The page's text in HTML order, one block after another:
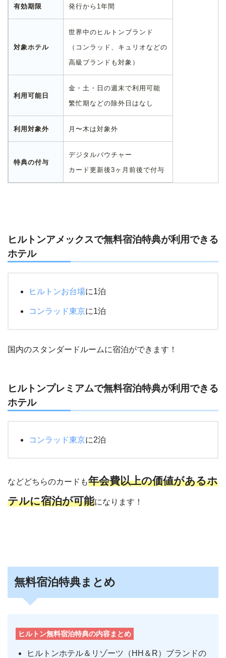
有効期限 発行から1年間
対象ホテル
世界中のヒルトンブランド
（コンラッド、キュリオなどの
高級ブランドも対象）
利用可能日
金・土・日の週末で利用可能
繁忙期などの除外日はなし
利用対象外 月〜木は対象外
特典の付与
デジタルバウチャー
カード更新後3ヶ月前後で付与
ヒルトンアメックスで無料宿泊特典が利用できる
ホテル
ヒルトンお台場に1泊
コンラッド東京に1泊
国内のスタンダードルームに宿泊ができます！
ヒルトンプレミアムで無料宿泊特典が利用できる
ホテル
コンラッド東京に2泊
などどちらのカードも年会費以上の価値があるホ
テルに宿泊が可能になります！
無料宿泊特典まとめ
ヒルトン無料宿泊特典の内容まとめ
ヒルトンホテル＆リゾーツ（HH＆R）ブランドの